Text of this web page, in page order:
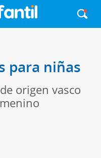
para niñas
origen vasco